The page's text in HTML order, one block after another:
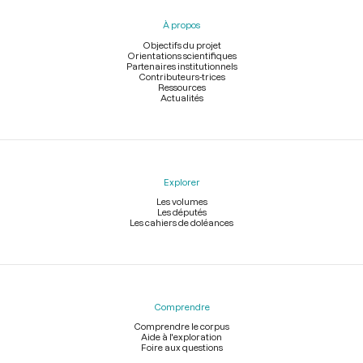
À propos
Objectifs du projet
Orientations scientifiques
Partenaires institutionnels
Contributeurs-trices
Ressources
Actualités
Explorer
Les volumes
Les députés
Les cahiers de doléances
Comprendre
Comprendre le corpus
Aide à l'exploration
Foire aux questions